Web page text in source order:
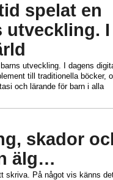
spelat en
utveckling. I
utveckling. I dagens
till traditionella böcker,
och lärande för barn i alla
skador
älg…
skriva. På något vis känns